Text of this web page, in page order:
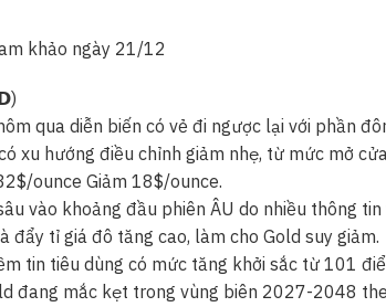
khảo ngày 21/12
qua diễn biến có vẻ đi ngược lại với phần
xu hướng điều chỉnh giảm nhẹ, từ mức mở
ounce Giảm 18$/ounce.
vào khoảng đầu phiên ÂU do nhiều thông
đẩy tỉ giá đô tăng cao, làm cho Gold suy giảm.
tin tiêu dùng có mức tăng khởi sắc từ 101
đang mắc kẹt trong vùng biên 2027-2048